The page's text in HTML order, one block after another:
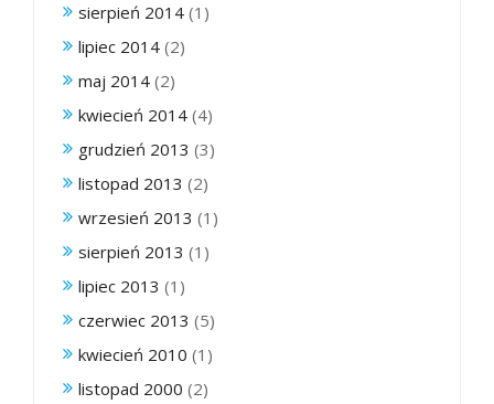
sierpień 2014 (1)
lipiec 2014 (2)
maj 2014 (2)
kwiecień 2014 (4)
grudzień 2013 (3)
listopad 2013 (2)
wrzesień 2013 (1)
sierpień 2013 (1)
lipiec 2013 (1)
czerwiec 2013 (5)
kwiecień 2010 (1)
listopad 2000 (2)